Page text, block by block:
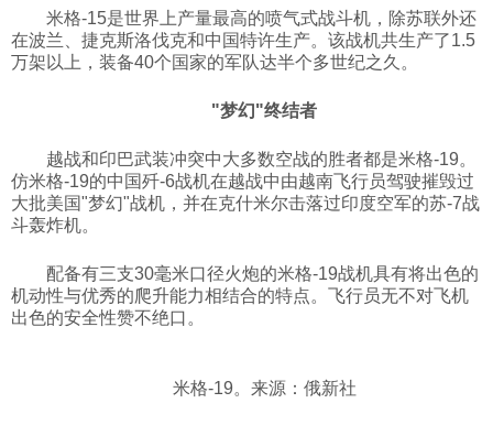
米格-15是世界上产量最高的喷气式战斗机，除苏联外还
在波兰、捷克斯洛伐克和中国特许生产。该战机共生产了1.5
万架以上，装备40个国家的军队达半个多世纪之久。
"梦幻"终结者
越战和印巴武装冲突中大多数空战的胜者都是米格-19。
仿米格-19的中国歼-6战机在越战中由越南飞行员驾驶摧毁过
大批美国"梦幻"战机，并在克什米尔击落过印度空军的苏-7战
斗轰炸机。
配备有三支30毫米口径火炮的米格-19战机具有将出色的
机动性与优秀的爬升能力相结合的特点。飞行员无不对飞机
出色的安全性赞不绝口。
米格-19。来源：俄新社